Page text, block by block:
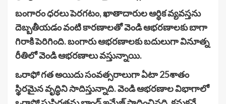
బంగారం ధరలు పెరగటం, ఖాతాదారుల ఆర్ధిక వ్యవస్తను
దెబ్బతీయడం వంటి కారణాలతో వెండి ఆభరణాలకు బాగా
గిరాకి పెరిగింది. బంగారు ఆభరణాలకు బదులుగా వినూత్న
రీతిలో వెండి ఆభరణాలు వస్తున్నాయి.
ఒరాఫో గత అయిదు సంవత్సరాలుగా ఏటా 25శాతం
స్థిరమైన వృద్ధిని సాదిస్తున్నాది. వెండి ఆభరణాల విభాగాలో